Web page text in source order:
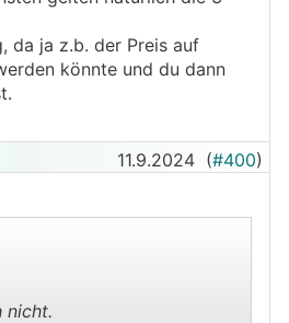
da ja z.b. der Preis auf
könnte und du dann
11.9.2024 (#400)
nicht.